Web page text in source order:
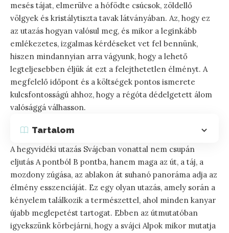
mesés tájat, elmerülve a hófödte csúcsok, zöldellő
völgyek és kristálytiszta tavak látványában. Az, hogy ez
az utazás hogyan valósul meg, és mikor a leginkább
emlékezetes, izgalmas kérdéseket vet fel bennünk,
hiszen mindannyian arra vágyunk, hogy a lehető
legteljesebben éljük át ezt a felejthetetlen élményt. A
megfelelő időpont és a költségek pontos ismerete
kulcsfontosságú ahhoz, hogy a régóta dédelgetett álom
valósággá válhasson.
Tartalom
A hegyvidéki utazás Svájcban vonattal nem csupán
eljutás A pontból B pontba, hanem maga az út, a táj, a
mozdony zúgása, az ablakon át suhanó panoráma adja az
élmény esszenciáját. Ez egy olyan utazás, amely során a
kényelem találkozik a természettel, ahol minden kanyar
újabb meglepetést tartogat. Ebben az útmutatóban
igyekszünk körbejárni, hogy a svájci Alpok mikor mutatja